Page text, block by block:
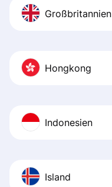
Großbritannien
Hongkong
Indonesien
Island